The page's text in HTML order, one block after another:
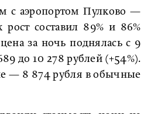
с аэропортом Пулково —
составил 89% и 86%
за ночь поднялась с 9
до 10 278 рублей (+54%).
— 8 874 рубля в обычные